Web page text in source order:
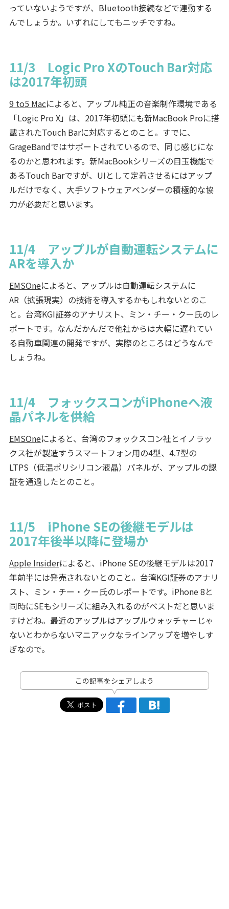
っていないようですが、Bluetooth接続などで連動する
んでしょうか。いずれにしてもニッチですね。
11/3 Logic Pro XのTouch Bar対応
は2017年初頭
9 to5 Macによると、アップル純正の音楽制作環境である
「Logic Pro X」は、2017年初頭にも新MacBook Proに搭
載されたTouch Barに対応するとのこと。すでに、
GrageBandではサポートされているので、同じ感じにな
るのかと思われます。新MacBookシリーズの目玉機能で
あるTouch Barですが、UIとして定着させるにはアップ
ルだけでなく、大手ソフトウェアベンダーの積極的な協
力が必要だと思います。
11/4 アップルが自動運転システムに
ARを導入か
EMSOneによると、アップルは自動運転システムに
AR（拡張現実）の技術を導入するかもしれないとのこ
と。台湾KGI証券のアナリスト、ミン・チー・クー氏のレ
ポートです。なんだかんだで他社からは大幅に遅れてい
る自動車関連の開発ですが、実際のところはどうなんで
しょうね。
11/4 フォックスコンがiPhoneへ液
晶パネルを供給
EMSOneによると、台湾のフォックスコン社とイノラッ
クス社が製造すうスマートフォン用の4型、4.7型の
LTPS（低温ポリシリコン液晶）パネルが、アップルの認
証を通過したとのこと。
11/5 iPhone SEの後継モデルは
2017年後半以降に登場か
Apple Insiderによると、iPhone SEの後継モデルは2017
年前半には発売されないとのこと。台湾KGI証券のアナリ
スト、ミン・チー・クー氏のレポートです。iPhone 8と
同時にSEもシリーズに組み入れるのがベストだと思いま
すけどね。最近のアップルはアップルウォッチャーじゃ
ないとわからないマニアックなラインアップを増やしす
ぎなので。
この記事をシェアしよう